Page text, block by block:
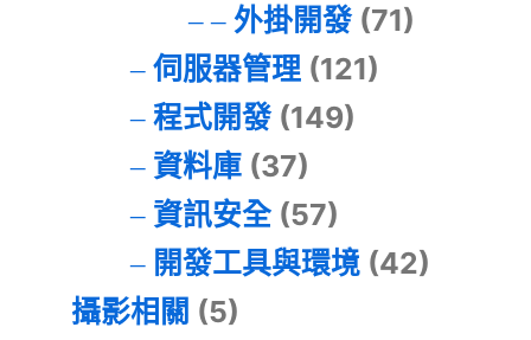
外掛開發(71)
伺服器管理(121)
程式開發(149)
資料庫(37)
資訊安全(57)
開發工具與環境(42)
攝影相關 (5)